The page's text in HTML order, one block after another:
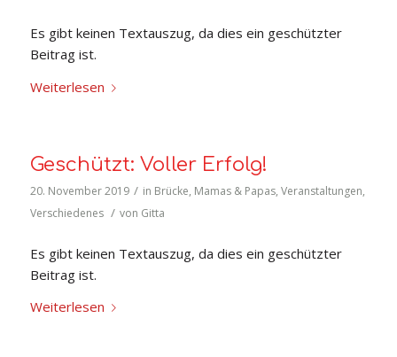
Es gibt keinen Textauszug, da dies ein geschützter
Beitrag ist.
Weiterlesen
Geschützt: Voller Erfolg!
20. November 2019 / in Brücke, Mamas & Papas, Veranstaltungen,
Verschiedenes / von Gitta
Es gibt keinen Textauszug, da dies ein geschützter
Beitrag ist.
Weiterlesen